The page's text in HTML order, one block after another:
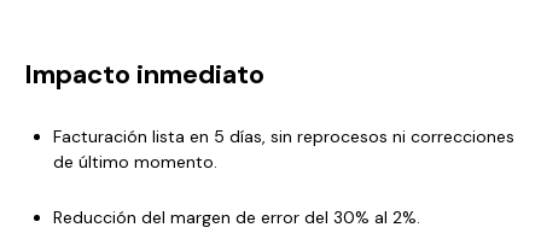
Impacto inmediato
Facturación lista en 5 días, sin reprocesos ni correcciones
de último momento.
Reducción del margen de error del 30% al 2%.